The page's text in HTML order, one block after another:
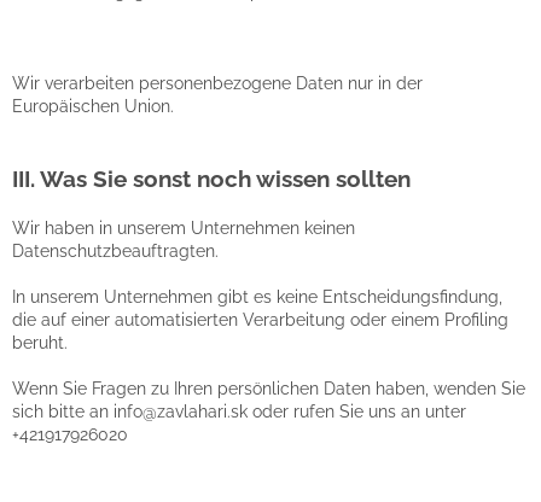
Wir verarbeiten personenbezogene Daten nur in der
Europäischen Union.
III. Was Sie sonst noch wissen sollten
Wir haben in unserem Unternehmen keinen
Datenschutzbeauftragten.
In unserem Unternehmen gibt es keine Entscheidungsfindung,
die auf einer automatisierten Verarbeitung oder einem Profiling
beruht.
Wenn Sie Fragen zu Ihren persönlichen Daten haben, wenden Sie
sich bitte an info@zavlahari.sk oder rufen Sie uns an unter
+421917926020